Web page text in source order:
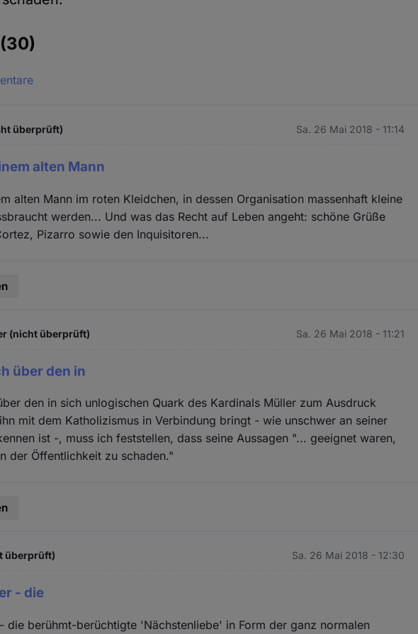
(30)
überprüft) Sa. 26 Mai 2018 - 11:14
alten Mann
alten Mann im roten Kleidchen, in dessen Organisation massenhaft kleine
werden... Und was das Recht auf Leben angeht: schöne Grüße
Pizarro sowie den Inquisitoren...
(nicht überprüft) Sa. 26 Mai 2018 - 11:21
über den in
den in sich unlogischen Quark des Kardinals Müller zum Ausdruck
mit dem Katholizismus in Verbindung bringt - wie unschwer an seiner
ist -, muss ich feststellen, dass seine Aussagen "... geeignet waren,
der Öffentlichkeit zu schaden."
überprüft) Sa. 26 Mai 2018 - 12:30
- die
die berühmt-berüchtigte 'Nächstenliebe' in Form der ganz normalen